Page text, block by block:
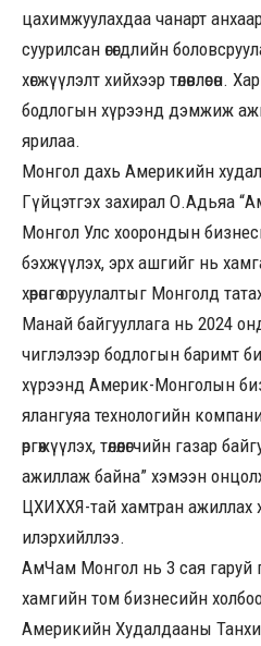
цахимжуулахдаа чанарт
суурилсан өгөгдлийн
хөгжүүлэлт хийхээр
бодлогын хүрээнд дэмжиж
ярилаа.
Монгол дахь Америкийн
Гүйцэтгэх захирал О.Адьяа
Монгол Улс хоорондын
бэхжүүлэх, эрх ашгийг нь
хөрөнгө оруулалтыг Монголд
Манай байгууллага нь 2024
чиглэлээр бодлогын баримт
хүрээнд Америк-Монголын
ялангуяа технологийн
өргөжүүлэх, төлөөлөгчийн газар
ажиллаж байна” хэмээн
ЦХИХХЯ-тай хамтран ажиллах
илэрхийллээ.
АмЧам Монгол нь 3 сая гаруй
хамгийн том бизнесийн
Америкийн Худалдааны